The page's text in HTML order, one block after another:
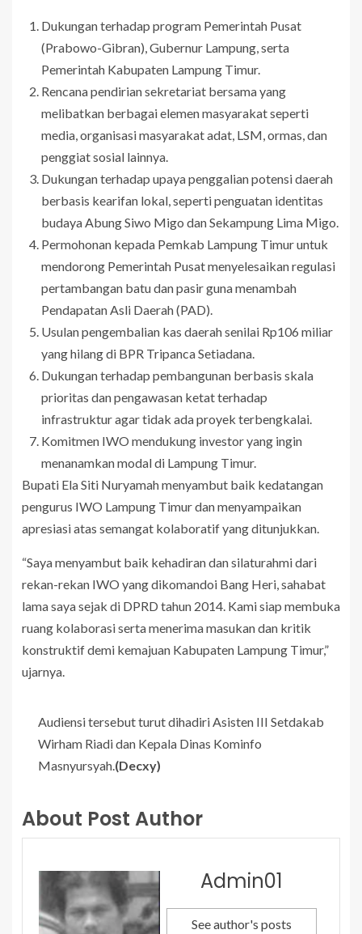
Dukungan terhadap program Pemerintah Pusat
(Prabowo-Gibran), Gubernur Lampung, serta
Pemerintah Kabupaten Lampung Timur.
Rencana pendirian sekretariat bersama yang
melibatkan berbagai elemen masyarakat seperti
media, organisasi masyarakat adat, LSM, ormas, dan
penggiat sosial lainnya.
Dukungan terhadap upaya penggalian potensi daerah
berbasis kearifan lokal, seperti penguatan identitas
budaya Abung Siwo Migo dan Sekampung Lima Migo.
Permohonan kepada Pemkab Lampung Timur untuk
mendorong Pemerintah Pusat menyelesaikan regulasi
pertambangan batu dan pasir guna menambah
Pendapatan Asli Daerah (PAD).
Usulan pengembalian kas daerah senilai Rp106 miliar
yang hilang di BPR Tripanca Setiadana.
Dukungan terhadap pembangunan berbasis skala
prioritas dan pengawasan ketat terhadap
infrastruktur agar tidak ada proyek terbengkalai.
Komitmen IWO mendukung investor yang ingin
menanamkan modal di Lampung Timur.
Bupati Ela Siti Nuryamah menyambut baik kedatangan
pengurus IWO Lampung Timur dan menyampaikan
apresiasi atas semangat kolaboratif yang ditunjukkan.
“Saya menyambut baik kehadiran dan silaturahmi dari
rekan-rekan IWO yang dikomandoi Bang Heri, sahabat
lama saya sejak di DPRD tahun 2014. Kami siap membuka
ruang kolaborasi serta menerima masukan dan kritik
konstruktif demi kemajuan Kabupaten Lampung Timur,”
ujarnya.
Audiensi tersebut turut dihadiri Asisten III Setdakab
Wirham Riadi dan Kepala Dinas Kominfo
Masnyursyah. (Decxy)
About Post Author
Admin01
See author's posts